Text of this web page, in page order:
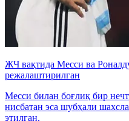
ЖЧ вақтида Месси ва
режалаштирилган
Месси билан боғлиқ бир
нисбатан эса шубҳали
этилган.